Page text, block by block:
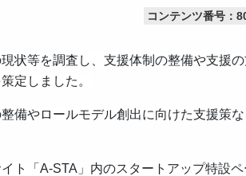
コンテンツ番号：
状等を調査し、支援体制の整備や支援
定しました。
備やロールモデル創出に向けた支援策
ト「A-STA」内のスタートアップ特設